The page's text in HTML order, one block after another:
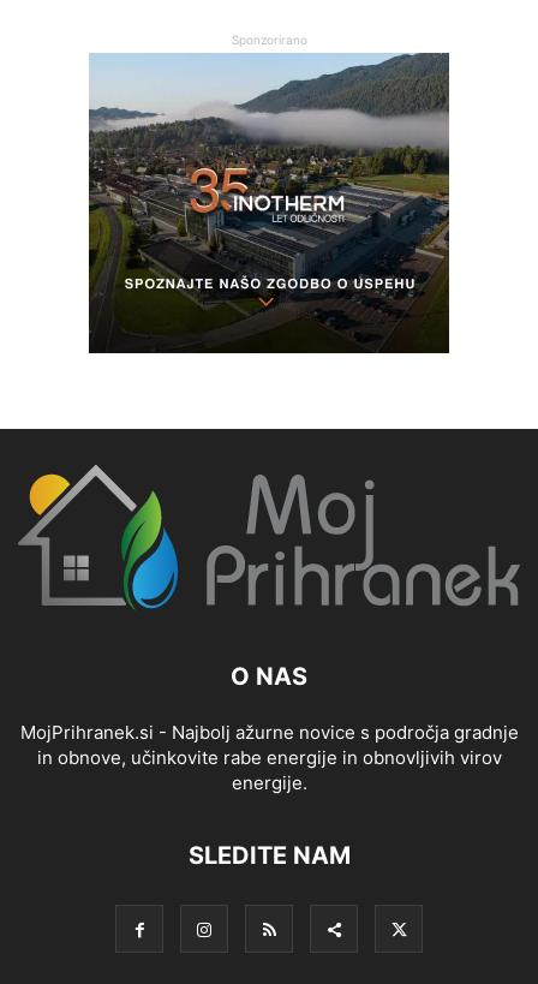
Sponzorirano
O NAS
MojPrihranek.si - Najbolj ažurne novice s področja gradnje
in obnove, učinkovite rabe energije in obnovljivih virov
energije.
SLEDITE NAM